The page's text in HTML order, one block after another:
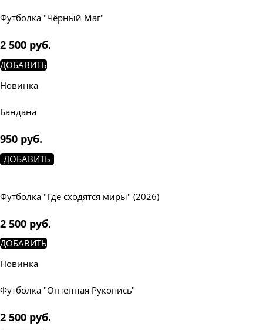
Футболка "Чёрный Маг"
2 500 руб.
ДОБАВИТЬ
Новинка
Бандана
950 руб.
ДОБАВИТЬ
Футболка "Где сходятся миры" (2026)
2 500 руб.
ДОБАВИТЬ
Новинка
Футболка "Огненная Рукопись"
2 500 руб.